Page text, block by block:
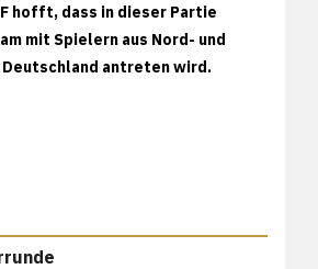
hofft, dass in dieser Partie
mit Spielern aus Nord- und
Deutschland antreten wird.